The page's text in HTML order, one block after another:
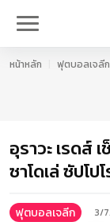
หน้าหลัก ฟุตบอลเจลีก
อุราวะ เรดส์
ซาโดเล่ ซัปโป
ฟุตบอลเจลีก 3/